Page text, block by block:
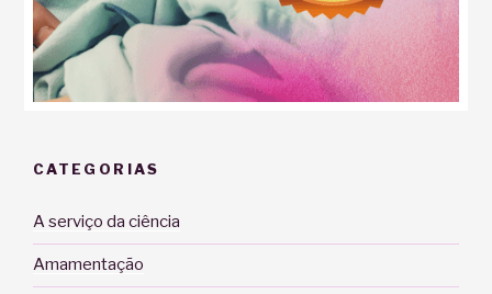
CATEGORIAS
A serviço da ciência
Amamentação